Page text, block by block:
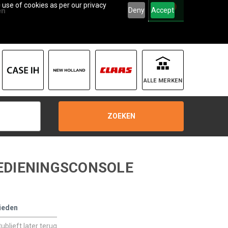
of cookies as per our privacy
Deny Accept
0
ALLE MERKEN
ZOEKEN
later terug